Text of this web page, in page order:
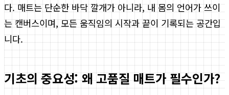
다. 매트는 단순한 바닥 깔개가 아니라, 내 몸의 언어가 쓰이
는 캔버스이며, 모든 움직임의 시작과 끝이 기록되는 공간입
니다.
기초의 중요성: 왜 고품질 매트가 필수인가?